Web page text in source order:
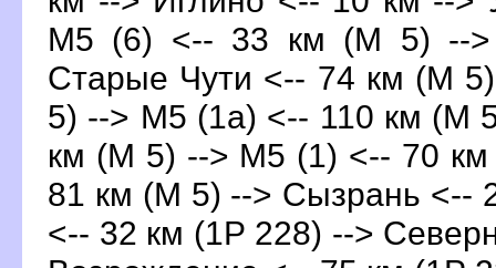
М5 (6) <-- 33 км (М 5) --
Старые Чути <-- 74 км (М
5) --> М5 (1а) <-- 110 км (М
км (М 5) --> М5 (1) <-- 70
81 км (М 5) --> Сызрань <--
<-- 32 км (1Р 228) -->